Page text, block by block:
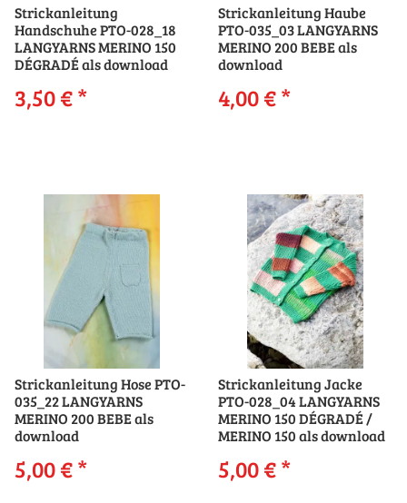
Strickanleitung
Handschuhe PTO-028_18
LANGYARNS MERINO 150
DÉGRADÉ als download
3,50 €*
Strickanleitung Haube
PTO-035_03 LANGYARNS
MERINO 200 BEBE als
download
4,00 €*
Strickanleitung Hose PTO-
035_22 LANGYARNS
MERINO 200 BEBE als
download
5,00 €*
Strickanleitung Jacke
PTO-028_04 LANGYARNS
MERINO 150 DÉGRADÉ /
MERINO 150 als download
5,00 €*